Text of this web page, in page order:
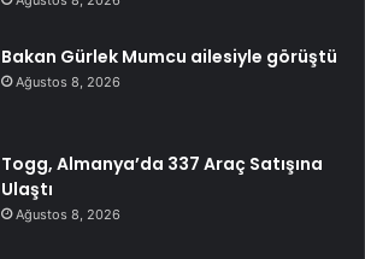
Bakan Gürlek Mumcu ailesiyle görüştü
Ağustos 8, 2026
Togg, Almanya’da 337 Araç Satışına
Ulaştı
Ağustos 8, 2026